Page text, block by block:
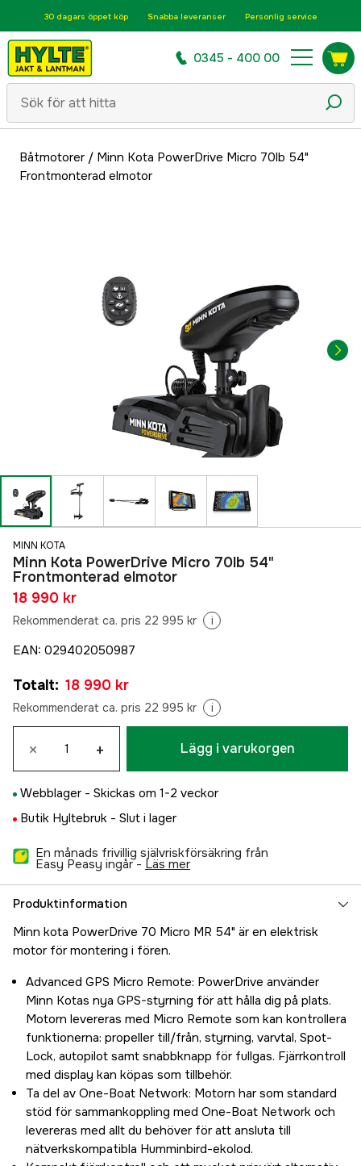
30 dagars öppet köp Snabba leveranser Personlig service
0345 - 400 00
Båtmotorer/ Minn Kota PowerDrive Micro 70lb 54"
Frontmonterad elmotor
MINN KOTA
Minn Kota PowerDrive Micro 70lb 54"
Frontmonterad elmotor
18 990 kr
Rekommenderat ca. pris 22 995 kr i
EAN: 029402050987
Totalt: 18 990 kr
Rekommenderat ca. pris 22 995 kr i
× + Lägg i varukorgen
Webblager - Skickas om 1-2 veckor
Butik Hyltebruk - Slut i lager
En månads frivillig självriskförsäkring från
Easy Peasy ingår - läs mer
Produktinformation
Minn kota PowerDrive 70 Micro MR 54" är en elektrisk
motor för montering i fören.
Advanced GPS Micro Remote: PowerDrive använder
Minn Kotas nya GPS-styrning för att hålla dig på plats.
Motorn levereras med Micro Remote som kan kontrollera
funktionerna: propeller till/från, styrning, varvtal, Spot-
Lock, autopilot samt snabbknapp för fullgas. Fjärrkontroll
med display kan köpas som tillbehör.
Ta del av One-Boat Network: Motorn har som standard
stöd för sammankoppling med One-Boat Network och
levereras med allt du behöver för att ansluta till
nätverkskompatibla Humminbird-ekolod.